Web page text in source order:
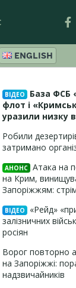
ENGLISH
ВІДЕО
База ФСБ
флот і
уразили низку
Робили
затримано
АНОНС Атака на
на Крим,
Запоріжжям:
ВІДЕО
«Рейд»
залізничних
росіян
Ворог повторно
на Запоріжжі:
надзвичайників